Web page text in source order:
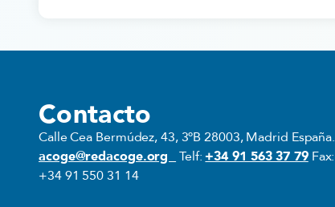
Contacto
Calle Cea Bermúdez, 43, 3ºB 28003, Madrid España.
acoge@redacoge.org
Telf: +34 91 563 37 79Fax:
+34 91 550 31 14